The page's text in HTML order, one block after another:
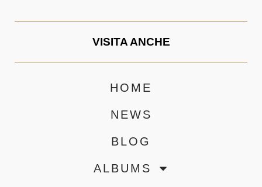
VISITA ANCHE
HOME
NEWS
BLOG
ALBUMS